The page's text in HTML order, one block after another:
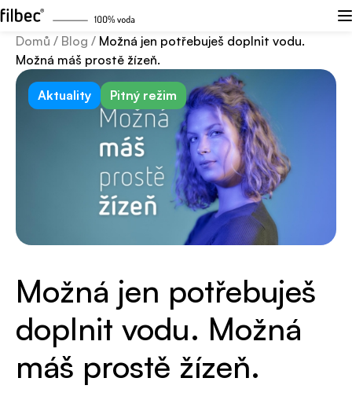
Domů / Blog / Možná jen potřebuješ doplnit vodu.
Možná máš prostě žízeň.
Aktuality Pitný režim
Možná jen potřebuješ
doplnit vodu. Možná
máš prostě žízeň.